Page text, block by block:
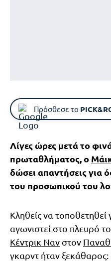
Πρόσθεσε το
Λίγες ώρες μετά το
πρωταθλήματος, ο
δώσει απαντήσεις για
του προσωπικού του
Κληθείς να τοποθετηθεί
αγωνιστεί στο πλευρό
Κέντρικ Ναν στον
γκαρντ ήταν ξεκάθαρος: